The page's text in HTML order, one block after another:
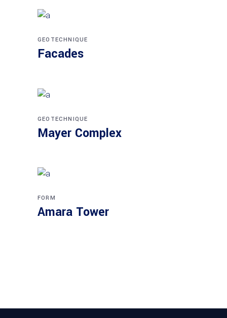
GEOTECHNIQUE
Facades
GEOTECHNIQUE
Mayer Complex
FORM
Amara Tower